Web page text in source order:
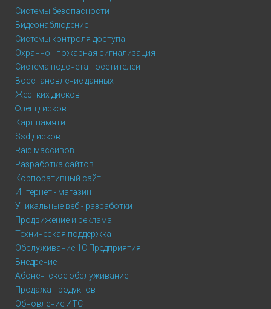
Системы безопасности
Видеонаблюдение
Системы контроля доступа
Охранно - пожарная сигнализация
Система подсчета посетителей
Восстановление данных
Жестких дисков
Флеш дисков
Карт памяти
Ssd дисков
Raid массивов
Разработка сайтов
Корпоративный сайт
Интернет - магазин
Уникальные веб - разработки
Продвижение и реклама
Техническая поддержка
Обслуживание 1С Предприятия
Внедрение
Абонентское обслуживание
Продажа продуктов
Обновление ИТС